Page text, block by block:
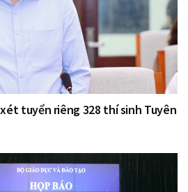
tuyển riêng 328 thí sinh Tuyên